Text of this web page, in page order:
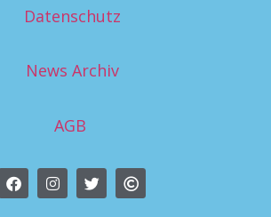
Datenschutz
News Archiv
AGB